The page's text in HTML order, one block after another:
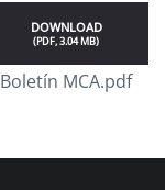
DOWNLOAD
(PDF,3.04 MB)
Boletín MCA.pdf